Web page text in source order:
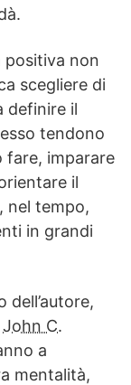
positiva non
scegliere di
definire il
tendono
fare, imparare
il
nel tempo,
in grandi
John C.
a
mentalità,